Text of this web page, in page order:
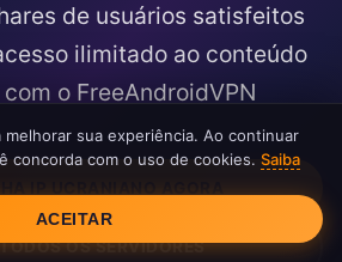
de usuários satisfeitos
ilimitado ao conteúdo
o FreeAndroidVPN
IP UCRANIANO AGORA
OS SERVIDORES
de Cookies
melhorar sua experiência. Ao continuar
concorda com o uso de cookies. Saiba
ACEITAR